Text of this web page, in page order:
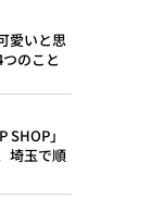
愛いと思
のこと
SHOP」
埼玉で順